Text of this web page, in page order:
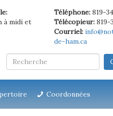
à midi et
Téléphone:819-
Télécopieur:819-
Courriel:
de-ham.ca
Coordonnées